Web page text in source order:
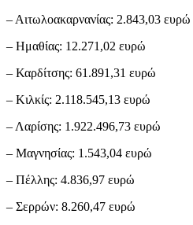
– Αιτωλοακαρνανίας: 2.843,03 ευρώ
– Ημαθίας: 12.271,02 ευρώ
– Καρδίτσης: 61.891,31 ευρώ
– Κιλκίς: 2.118.545,13 ευρώ
– Λαρίσης: 1.922.496,73 ευρώ
– Μαγνησίας: 1.543,04 ευρώ
– Πέλλης: 4.836,97 ευρώ
– Σερρών: 8.260,47 ευρώ